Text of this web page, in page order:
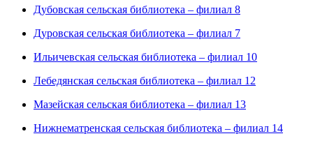
Дубовская сельская библиотека – филиал 8
Дуровская сельская библиотека – филиал 7
Ильичевская сельская библиотека – филиал 10
Лебедянская сельская библиотека – филиал 12
Мазейская сельская библиотека – филиал 13
Нижнематренская сельская библиотека – филиал 14